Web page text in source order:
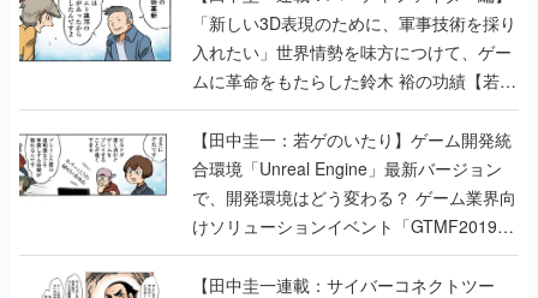
「新しい3D表現のために、軍事技術を採り
入れたい」世界情勢を味方につけて、ゲー
ムに革命をもたらした鈴木 裕の功績【若ゲ
のいたり】
【田中圭一：若ゲのいたり】ゲーム開発統
合環境「Unreal Engine」最新バージョン
で、開発環境はどう変わる？ ゲーム業界向
けソリューションイベント「GTMF2019」
に行って、より理解を深めよう【PR】
【田中圭一連載：サイバーコネクトツー